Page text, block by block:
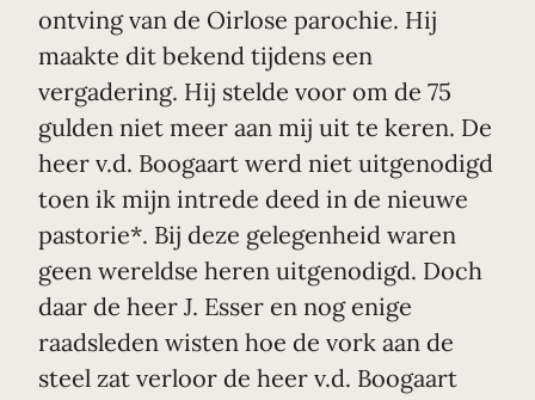
ontving van de Oirlose parochie. Hij
maakte dit bekend tijdens een
vergadering. Hij stelde voor om de 75
gulden niet meer aan mij uit te keren. De
heer v.d. Boogaart werd niet uitgenodigd
toen ik mijn intrede deed in de nieuwe
pastorie*. Bij deze gelegenheid waren
geen wereldse heren uitgenodigd. Doch
daar de heer J. Esser en nog enige
raadsleden wisten hoe de vork aan de
steel zat verloor de heer v.d. Boogaart